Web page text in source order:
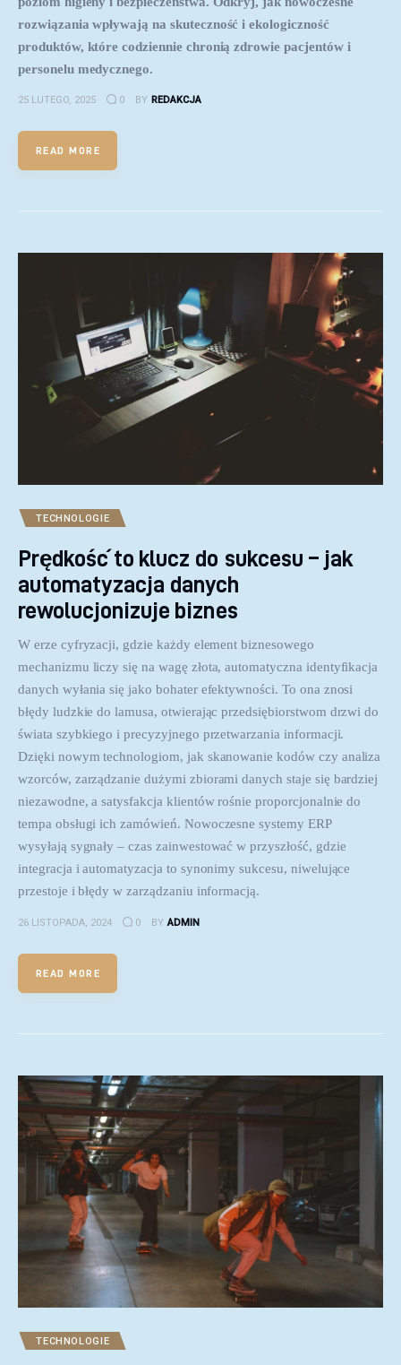
rozwiązania wpływają na skuteczność i ekologiczność
produktów, które codziennie chronią zdrowie pacjentów i
personelu medycznego.
25 LUTEGO, 2025 0 BY REDAKCJA
READ MORE
TECHNOLOGIE
Prędkość to klucz do sukcesu – jak
automatyzacja danych
rewolucjonizuje biznes
W erze cyfryzacji, gdzie każdy element biznesowego
mechanizmu liczy się na wagę złota, automatyczna identyfikacja
danych wyłania się jako bohater efektywności. To ona znosi
błędy ludzkie do lamusa, otwierając przedsiębiorstwom drzwi do
świata szybkiego i precyzyjnego przetwarzania informacji.
Dzięki nowym technologiom, jak skanowanie kodów czy analiza
wzorców, zarządzanie dużymi zbiorami danych staje się bardziej
niezawodne, a satysfakcja klientów rośnie proporcjonalnie do
tempa obsługi ich zamówień. Nowoczesne systemy ERP
wysyłają sygnały – czas zainwestować w przyszłość, gdzie
integracja i automatyzacja to synonimy sukcesu, niwelujące
przestoje i błędy w zarządzaniu informacją.
26 LISTOPADA, 2024 0 BY ADMIN
READ MORE
TECHNOLOGIE